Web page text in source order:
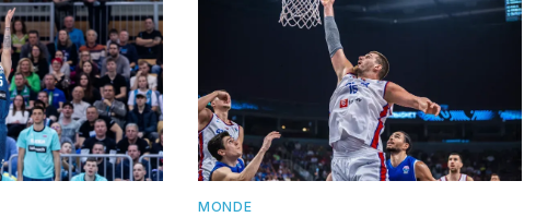
MONDE